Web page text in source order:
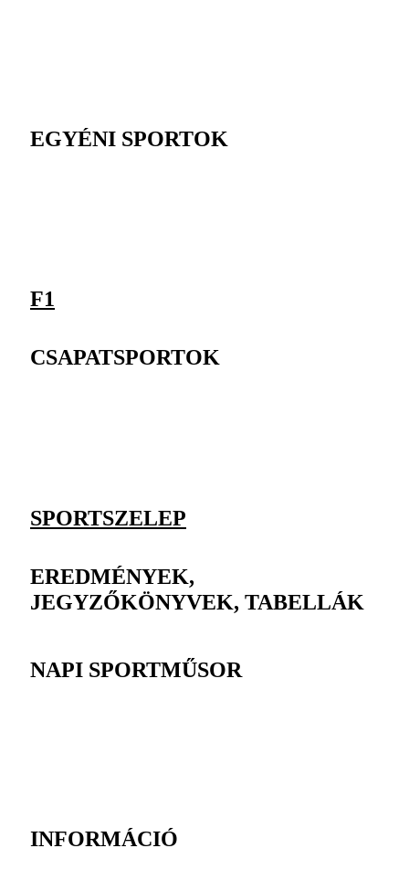
EGYÉNI SPORTOK
F1
CSAPATSPORTOK
SPORTSZELEP
EREDMÉNYEK,
JEGYZŐKÖNYVEK, TABELLÁK
NAPI SPORTMŰSOR
INFORMÁCIÓ